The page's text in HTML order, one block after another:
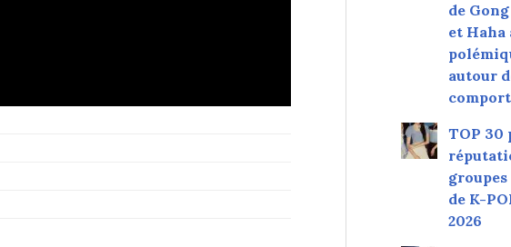
de
et Haha
autour
TOP 30
de K-
2026